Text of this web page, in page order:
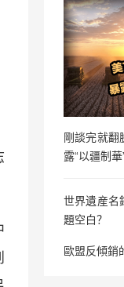
剛談完就翻
露“以疆制華
世界遺産名
題空白？
歐盟反傾銷